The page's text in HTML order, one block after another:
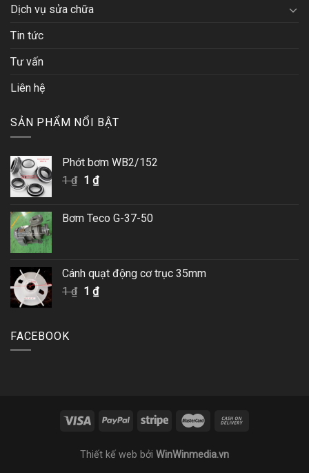
Dịch vụ sửa chữa
Tin tức
Tư vấn
Liên hệ
SẢN PHẨM NỔI BẬT
Phớt bơm WB2/152
1₫ Giá
1 ₫.
1 ₫Giá
là:
Bơm Teco G-37-50
Cánh quạt động cơ trục 35mm
1₫ Giá
1 ₫Giá
FACEBOOK
Thiết kế web bởi WinWinmedia.vn